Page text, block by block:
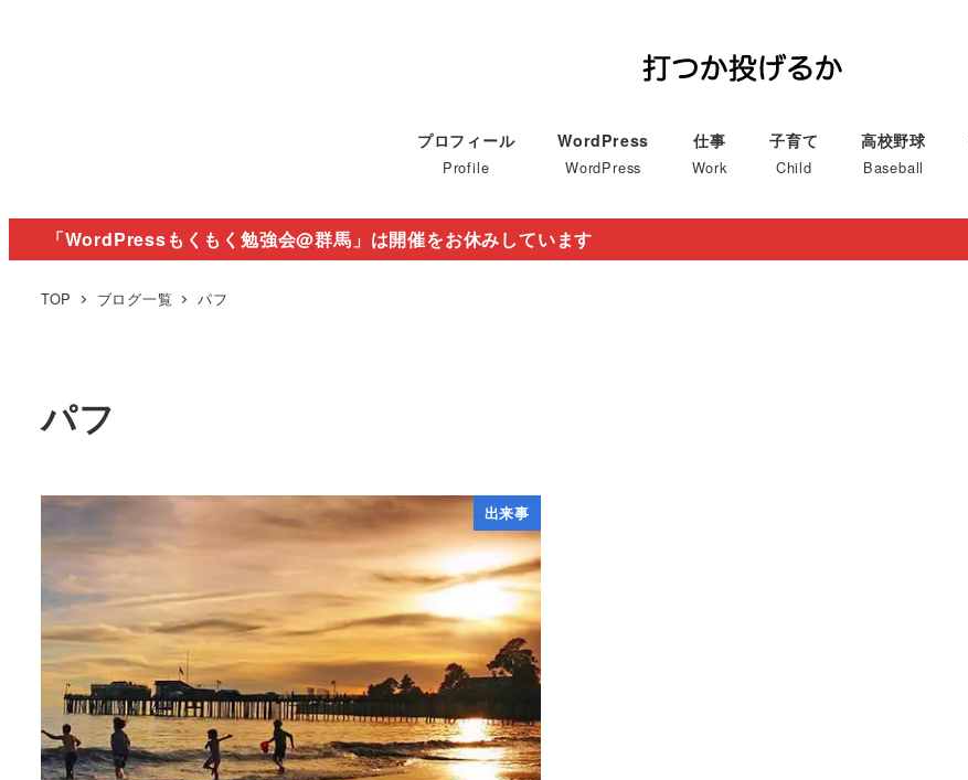
プロフィール
Profile
WordPress
WordPress
仕事
Work
子育て
Child
高校野球
Baseball
「WordPressもくもく勉強会@群馬」は開催をお休みしています
TOP ブログ一覧 パフ
パフ
出来事